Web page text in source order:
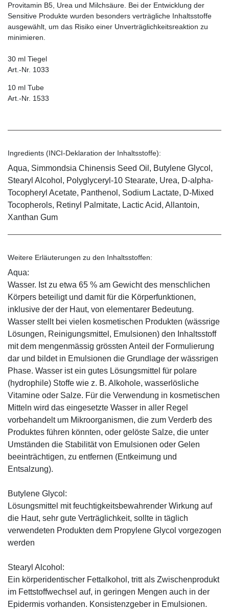
Provitamin B5, Urea und Milchsäure. Bei der Entwicklung der
Sensitive Pro­dukte wurden besonders verträgliche Inhaltsstoffe
ausgewählt, um das Risiko einer Unverträglichkeitsreaktion zu
minimieren.
30 ml Tiegel
Art.-Nr. 1033
10 ml Tube
Art.-Nr. 1533
Ingredients (INCI-Deklaration der Inhaltsstoffe):
Aqua, Simmondsia Chinensis Seed Oil, Butylene Glycol,
Stearyl Alcohol, Polyglyceryl-10 Stearate, Urea, D-alpha-
Tocopheryl Acetate, Panthenol, Sodium Lactate, D-Mixed
Tocopherols, Retinyl Palmitate, Lactic Acid, Allantoin,
Xanthan Gum
Weitere Erläuterungen zu den Inhaltsstoffen:
Aqua:
Wasser. Ist zu etwa 65 % am Gewicht des menschlichen
Körpers beteiligt und damit für die Körperfunktionen,
inklusive der der Haut, von elementarer Bedeutung.
Wasser stellt bei vielen kosmetischen Produkten (wässrige
Lösungen, Reinigungsmittel, Emulsionen) den Inhaltsstoff
mit dem mengenmässig grössten Anteil der Formulierung
dar und bildet in Emulsionen die Grundlage der wässrigen
Phase. Wasser ist ein gutes Lösungsmittel für polare
(hydrophile) Stoffe wie z. B. Alkohole, wasserlösliche
Vitamine oder Salze. Für die Verwendung in kosmetischen
Mitteln wird das eingesetzte Wasser in aller Regel
vorbehandelt um Mikroorganismen, die zum Verderb des
Produktes führen könnten, oder gelöste Salze, die unter
Umständen die Stabilität von Emulsionen oder Gelen
beeinträchtigen, zu entfernen (Entkeimung und
Entsalzung).
Butylene Glycol:
Lösungsmittel mit feuchtigkeitsbewahrender Wirkung auf
die Haut, sehr gute Verträglichkeit, sollte in täglich
verwendeten Produkten dem Propylene Glycol vorgezogen
werden
Stearyl Alcohol:
Ein körperidentischer Fettalkohol, tritt als Zwischenprodukt
im Fettstoffwechsel auf, in geringen Mengen auch in der
Epidermis vorhanden. Konsistenzgeber in Emulsionen.